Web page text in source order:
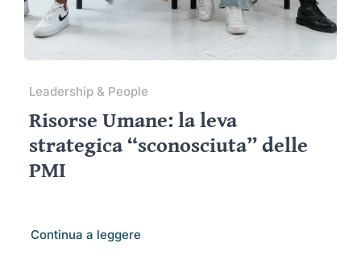
Leadership & People
Risorse Umane: la leva
strategica “sconosciuta” delle
PMI
Continua a leggere